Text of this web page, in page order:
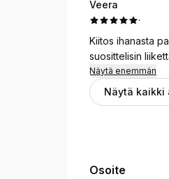
Veera
·
Kiitos ihanasta
suosittelisin
Näytä enemmän
Näytä kaikki
Osoite